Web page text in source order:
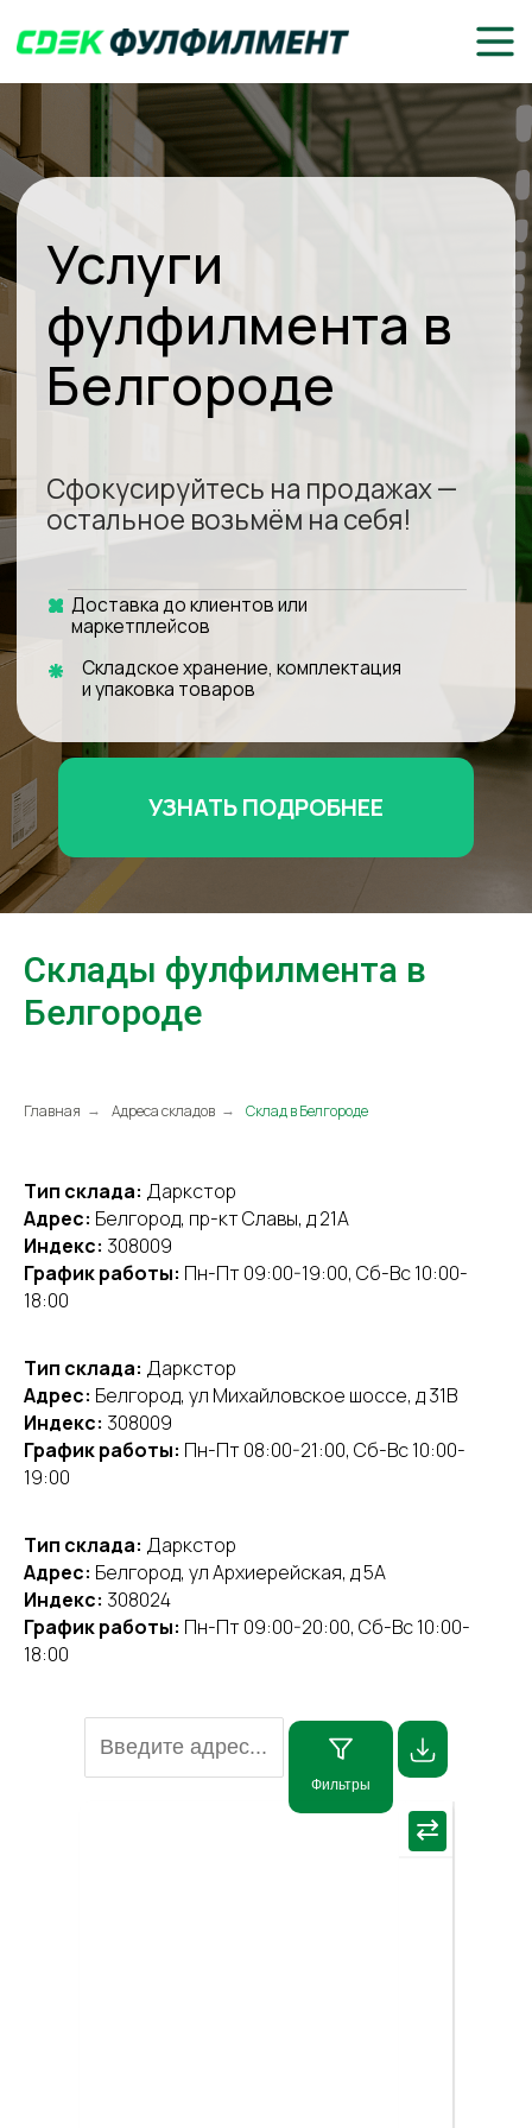
Услуги
Белгороде
Сфокусируйтесь на продажах —
остальное возьмём на себя!
Складское хранение, комплектация
и упаковка товаров
Склады фулфилмента в
Белгороде
Главная → Адреса складов → Склад в Белгороде
Тип склада: Даркстор
Адрес: Белгород, пр-кт Славы, д 21А
Индекс: 308009
График работы: Пн-Пт 09:00-19:00, Сб-Вс 10:00-
18:00
Тип склада: Даркстор
Адрес: Белгород, ул Михайловское шоссе, д 31В
Индекс: 308009
График работы: Пн-Пт 08:00-21:00, Сб-Вс 10:00-
19:00
Тип склада: Даркстор
Адрес: Белгород, ул Архиерейская, д 5А
Индекс: 308024
График работы: Пн-Пт 09:00-20:00, Сб-Вс 10:00-
18:00
Фильтры
×
⇄